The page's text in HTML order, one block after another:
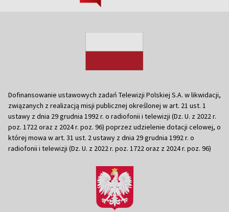
Dofinansowanie ustawowych zadań Telewizji Polskiej S.A. w likwidacji,
związanych z realizacją misji publicznej określonej w art. 21 ust. 1
ustawy z dnia 29 grudnia 1992 r. o radiofonii i telewizji (Dz. U. z 2022 r.
poz. 1722 oraz z 2024 r. poz. 96) poprzez udzielenie dotacji celowej, o
której mowa w art. 31 ust. 2 ustawy z dnia 29 grudnia 1992 r. o
radiofonii i telewizji (Dz. U. z 2022 r. poz. 1722 oraz z 2024 r. poz. 96)